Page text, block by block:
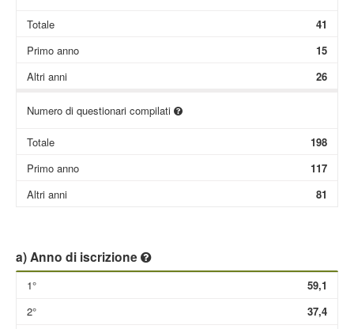
Totale
41
Primo anno
15
Altri anni
26
Numero di questionari compilati
Totale
198
Primo anno
117
Altri anni
81
a) Anno di iscrizione
1°
2°
59,1
37,4